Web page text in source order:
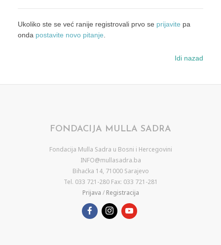
Ukoliko ste se već ranije registrovali prvo se prijavite pa
onda postavite novo pitanje.
Idi nazad
FONDACIJA MULLA SADRA
Fondacija Mulla Sadra u Bosni i Hercegovini
INFO@mullasadra.ba
Bihaćka 14, 71000 Sarajevo
Tel. 033 721-280 Fax: 033 721-281
Prijava / Registracija